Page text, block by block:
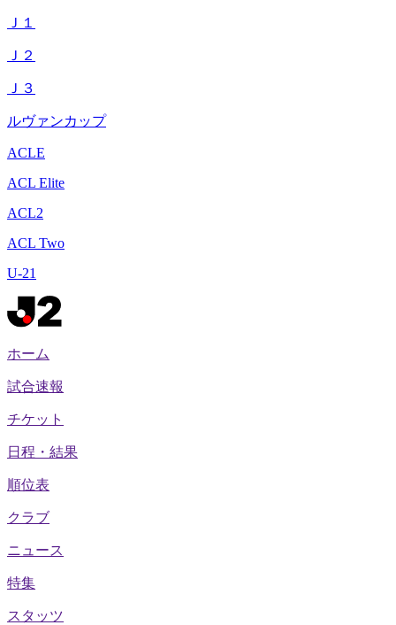
Ｊ１
Ｊ２
Ｊ３
ルヴァンカップ
ACLE
ACL Elite
ACL2
ACL Two
U-21
ホーム
試合速報
チケット
日程・結果
順位表
クラブ
ニュース
特集
スタッツ